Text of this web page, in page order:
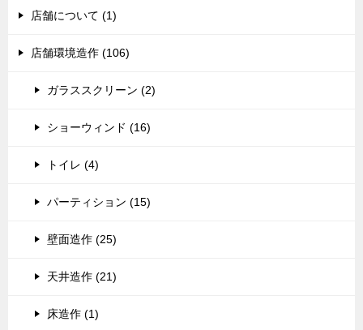
店舗について (1)
店舗環境造作 (106)
ガラススクリーン (2)
ショーウィンド (16)
トイレ (4)
パーティション (15)
壁面造作 (25)
天井造作 (21)
床造作 (1)